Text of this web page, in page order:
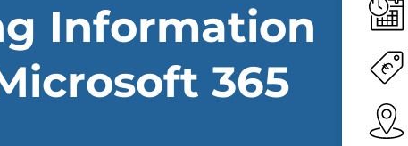
Information
365
de